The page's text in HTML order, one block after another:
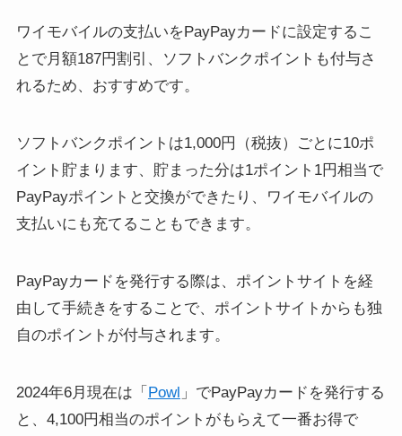
ワイモバイルの支払いをPayPayカードに設定するこ
とで月額187円割引、ソフトバンクポイントも付与さ
れるため、おすすめです。
ソフトバンクポイントは1,000円（税抜）ごとに10ポ
イント貯まります、貯まった分は1ポイント1円相当で
PayPayポイントと交換ができたり、ワイモバイルの
支払いにも充てることもできます。
PayPayカードを発行する際は、ポイントサイトを経
由して手続きをすることで、ポイントサイトからも独
自のポイントが付与されます。
2024年6月現在は「 Powl 」でPayPayカードを発行する
と、4,100円相当のポイントがもらえて一番お得で